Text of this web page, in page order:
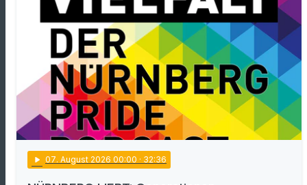
play_arrow 07. August 2026 00:00 · 32:36